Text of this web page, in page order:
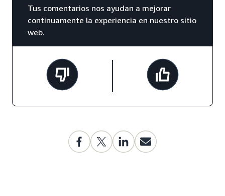
Tus comentarios nos ayudan a mejorar
continuamente la experiencia en nuestro sitio
web.